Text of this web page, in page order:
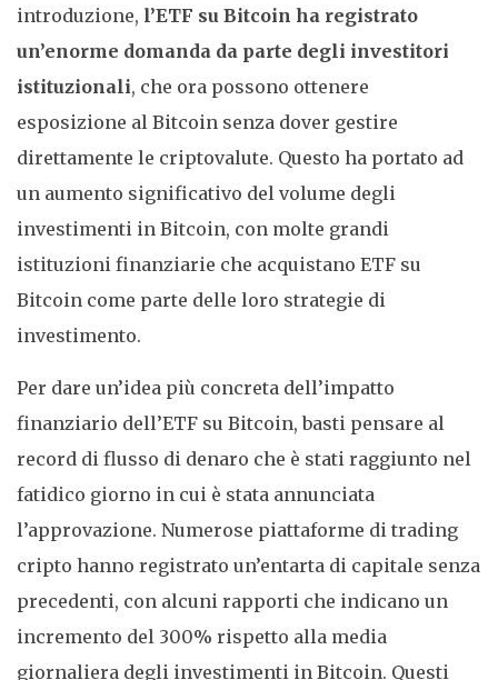
introduzione, l’ETF su Bitcoin ha registrato
un’enorme domanda da parte degli investitori
istituzionali, che ora possono ottenere
esposizione al Bitcoin senza dover gestire
direttamente le criptovalute. Questo ha portato ad
un aumento significativo del volume degli
investimenti in Bitcoin, con molte grandi
istituzioni finanziarie che acquistano ETF su
Bitcoin come parte delle loro strategie di
investimento.
Per dare un’idea più concreta dell’impatto
finanziario dell’ETF su Bitcoin, basti pensare al
record di flusso di denaro che è stati raggiunto nel
fatidico giorno in cui è stata annunciata
l’approvazione. Numerose piattaforme di trading
cripto hanno registrato un’entarta di capitale senza
precedenti, con alcuni rapporti che indicano un
incremento del 300% rispetto alla media
giornaliera degli investimenti in Bitcoin. Questi